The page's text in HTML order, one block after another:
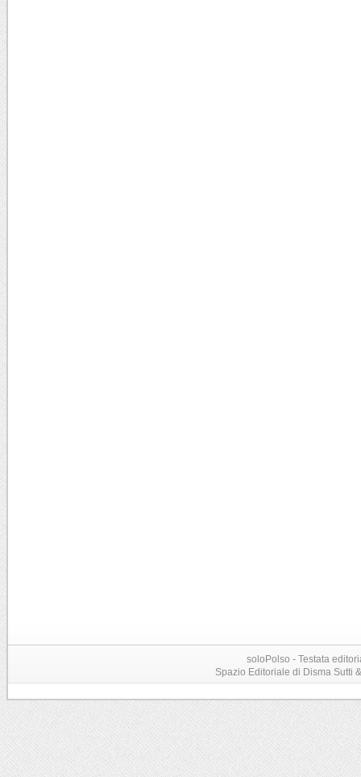
soloPolso - Testata
Spazio Editoriale di Disma Sutti